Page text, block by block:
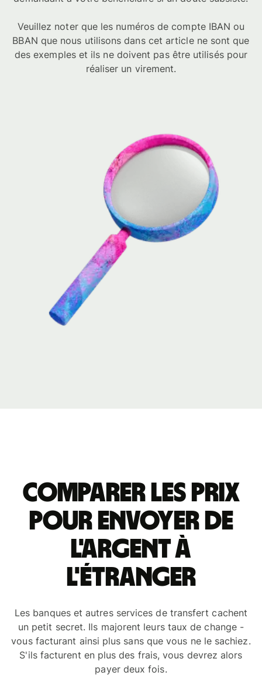
Veuillez noter que les numéros de compte IBAN ou
BBAN que nous utilisons dans cet article ne sont que
des exemples et ils ne doivent pas être utilisés pour
réaliser un virement.
Comparer les prix
pour envoyer de
l'argent à
l'étranger
Les banques et autres services de transfert cachent
un petit secret. Ils majorent leurs taux de change -
vous facturant ainsi plus sans que vous ne le sachiez.
S'ils facturent en plus des frais, vous devrez alors
payer deux fois.